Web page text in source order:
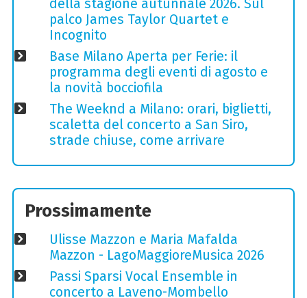
della stagione autunnale 2026. Sul
palco James Taylor Quartet e
Incognito
Base Milano Aperta per Ferie: il
programma degli eventi di agosto e
la novità bocciofila
The Weeknd a Milano: orari, biglietti,
scaletta del concerto a San Siro,
strade chiuse, come arrivare
Prossimamente
Ulisse Mazzon e Maria Mafalda
Mazzon - LagoMaggioreMusica 2026
Passi Sparsi Vocal Ensemble in
concerto a Laveno-Mombello